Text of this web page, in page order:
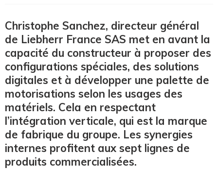
Christophe Sanchez, directeur général
de Liebherr France SAS met en avant la
capacité du constructeur à proposer des
configurations spéciales, des solutions
digitales et à développer une palette de
motorisations selon les usages des
matériels. Cela en respectant
l’intégration verticale, qui est la marque
de fabrique du groupe. Les synergies
internes profitent aux sept lignes de
produits commercialisées.